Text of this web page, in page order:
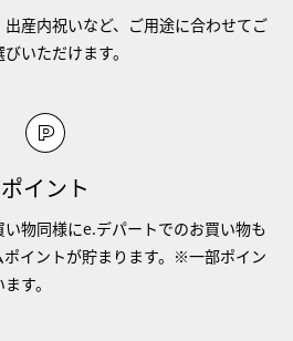
産内祝いなど、ご用途に合わせてご
いただけます。
ポイント
物同様にe.デパートでのお買い物も
イントが貯まります。※一部ポイン
す。